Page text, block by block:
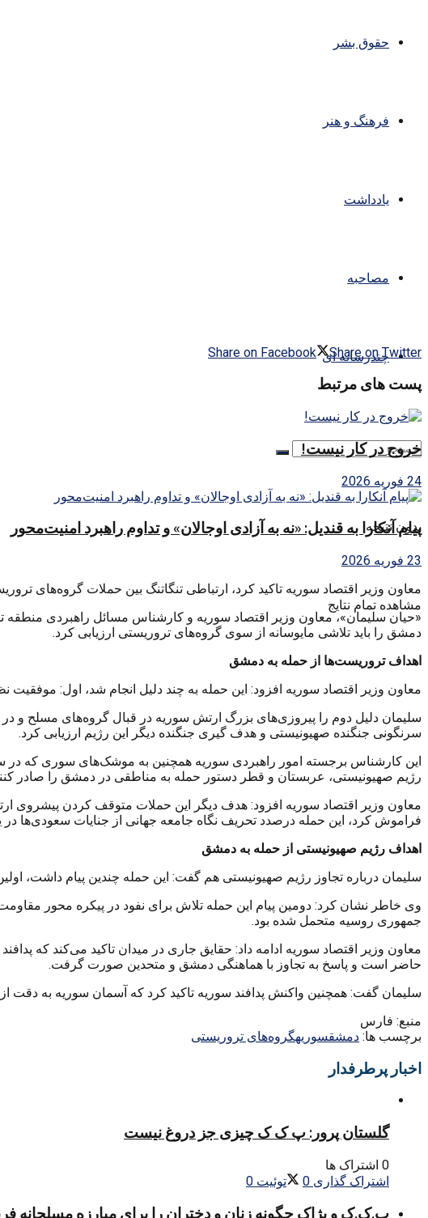
حقوق بشر
فرهنگ و هنر
یادداشت
مصاحبه
چندرسانه ای
بدون نتیجه
مشاهده تمام نتایج
Share on Facebook Share on Twitter
پست های مرتبط
خروج در کار نیست!
24 فوریه 2026
پیام آنکارا به قندیل: «نه به آزادی اوجالان» و تداوم راهبرد امنیت‌محور
23 فوریه 2026
معاون وزیر اقتصاد سوریه تاکید کرد، ارتباطی تنگاتنگ بین حملات گروه‌های
«حیان سلیمان»، معاون وزیر اقتصاد سوریه و کارشناس مسائل راهبردی
دمشق را باید تلاشی مایوسانه از سوی گروه‌های تروریستی ارزیابی کرد.
اهداف تروریست‌ها از حمله به دمشق
معاون وزیر اقتصاد سوریه افزود: این حمله به چند دلیل انجام شد، اول: موفقیت
سلیمان دلیل دوم را پیروزی‌های بزرگ ارتش سوریه در قبال گروه‌های مسلح و
سرنگونی جنگنده صهیونیستی و هدف گیری جنگنده دیگر این رژیم ارزیابی کرد.
این کارشناس برجسته امور راهبردی سوریه همچنین به موشک‌های سوری که در
رژیم صهیونیستی، عربستان و قطر دستور حمله به مناطقی در دمشق را صادر
معاون وزیر اقتصاد سوریه افزود: هدف دیگر این حملات متوقف کردن پیشروی
فراموش کرد، این حمله درصدد تحریف نگاه‌ جامعه جهانی از جنایات سعودی‌ها در
اهداف رژیم صهیونیستی از حمله به دمشق
سلیمان درباره تجاوز رژیم صهیونیستی هم گفت: این حمله چندین پیام داشت،
وی خاطر نشان کرد: دومین پیام این حمله تلاش برای نفود در پیکره محور
جمهوری روسیه متحمل شده بود.
معاون وزیر اقتصاد سوریه ادامه داد: حقایق جاری در میدان تاکید می‌کند که
حاضر است و پاسخ به تجاوز با هماهنگی دمشق و متحدین صورت گرفت.
سلیمان گفت: همچنین واکنش پدافند سوریه تاکید کرد که آسمان سوریه به
منبع: فارس
برچسب ها: دمشقسوریهگروه‌های تروریستی
اخبار پرطرفدار
گلستان پرور: پ ک ک چیزی جز دروغ نیست
0 اشتراک ها
اشتراک گذاری 0 توئیت 0
پ.ک.ک و پژاک چگونه زنان و دختران را برای مبارزه مسلحانه